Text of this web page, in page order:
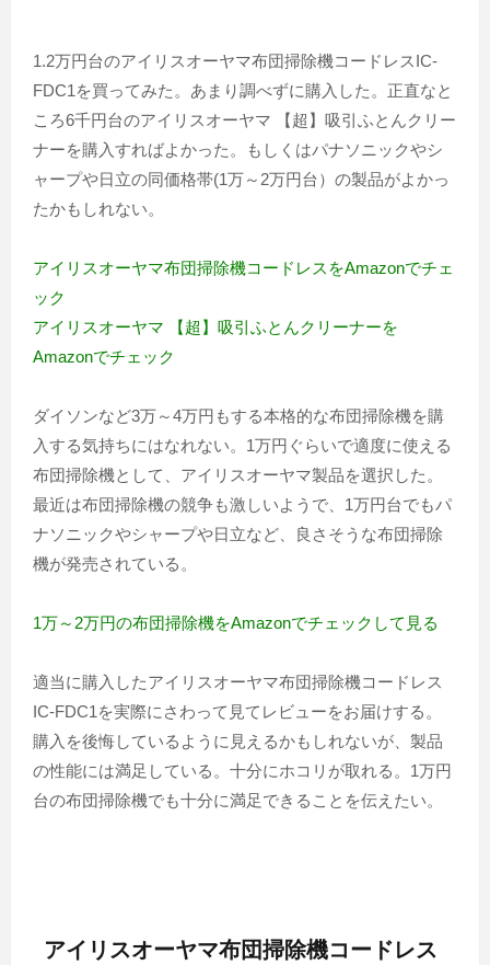
1.2万円台のアイリスオーヤマ布団掃除機コードレスIC-
FDC1を買ってみた。あまり調べずに購入した。正直なと
ころ6千円台のアイリスオーヤマ 【超】吸引ふとんクリー
ナーを購入すればよかった。もしくはパナソニックやシ
ャープや日立の同価格帯(1万～2万円台）の製品がよかっ
たかもしれない。
アイリスオーヤマ布団掃除機コードレスをAmazonでチェ
ック
アイリスオーヤマ 【超】吸引ふとんクリーナーを
Amazonでチェック
ダイソンなど3万～4万円もする本格的な布団掃除機を購
入する気持ちにはなれない。1万円ぐらいで適度に使える
布団掃除機として、アイリスオーヤマ製品を選択した。
最近は布団掃除機の競争も激しいようで、1万円台でもパ
ナソニックやシャープや日立など、良さそうな布団掃除
機が発売されている。
1万～2万円の布団掃除機をAmazonでチェックして見る
適当に購入したアイリスオーヤマ布団掃除機コードレス
IC-FDC1を実際にさわって見てレビューをお届けする。
購入を後悔しているように見えるかもしれないが、製品
の性能には満足している。十分にホコリが取れる。1万円
台の布団掃除機でも十分に満足できることを伝えたい。
アイリスオーヤマ布団掃除機コードレス